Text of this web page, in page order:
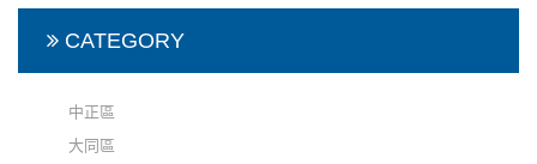
CATEGORY
中正區
大同區